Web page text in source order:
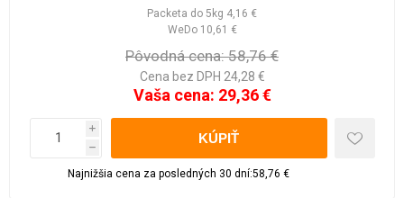
Packeta do 5kg 4,16 €
WeDo 10,61 €
Pôvodná cena: 58,76 €
Cena bez DPH 24,28 €
Vaša cena: 29,36 €
i
h
Najnižšia cena za posledných 30 dní:58,76 €